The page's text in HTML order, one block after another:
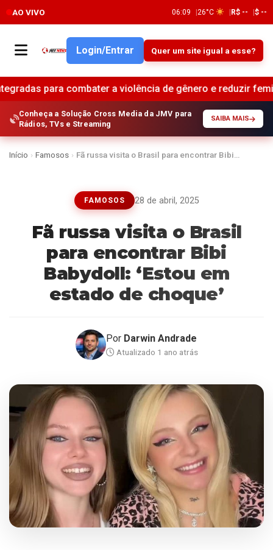
AO VIVO 06:09 26°C R$ -- $ --
Login/Entrar Quer um site igual a esse?
a violência de gênero e reduzir feminicídios no Brasil
Conheça a Solução Cross Media da JMV para
Rádios, TVs e Streaming
SAIBA MAIS
Início › Famosos › Fã russa visita o Brasil para encontrar Bibi…
FAMOSOS 28 de abril, 2025
Fã russa visita o Brasil
para encontrar Bibi
Babydoll: ‘Estou em
estado de choque’
Por Darwin Andrade
Atualizado 1 ano atrás